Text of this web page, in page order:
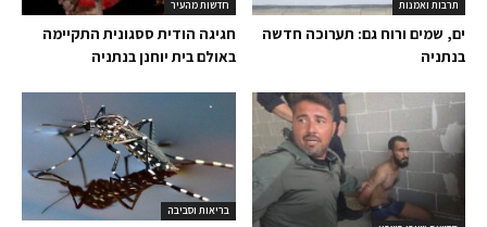
חדשות מהעיר
חגיגה הודית ססגונית התקיימה
באולם בית יוחנן בנתניה
תרבות ואמנות
ים, שמים ורוח גם: תערוכה חדשה
בנתניה
בריאות וסביבה